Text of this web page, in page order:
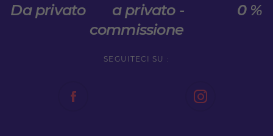
Da privato a privato - 0 %
commissione
SEGUITECI SU :